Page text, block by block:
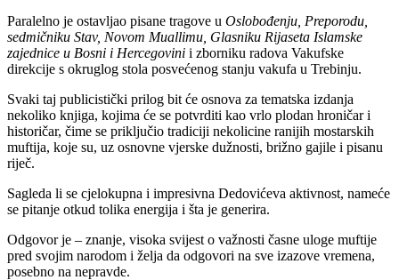
Paralelno je ostavljao pisane tragove u Oslobođenju, Preporodu,
sedmičniku Stav, Novom Muallimu, Glasniku Rijaseta Islamske
zajednice u Bosni i Hercegovini i zborniku radova Vakufske
direkcije s okruglog stola posvećenog stanju vakufa u Trebinju.
Svaki taj publicistički prilog bit će osnova za tematska izdanja
nekoliko knjiga, kojima će se potvrditi kao vrlo plodan hroničar i
historičar, čime se priključio tradiciji nekolicine ranijih mostarskih
muftija, koje su, uz osnovne vjerske dužnosti, brižno gajile i pisanu
riječ.
Sagleda li se cjelokupna i impresivna Dedovićeva aktivnost, nameće
se pitanje otkud tolika energija i šta je generira.
Odgovor je – znanje, visoka svijest o važnosti časne uloge muftije
pred svojim narodom i želja da odgovori na sve izazove vremena,
posebno na nepravde.